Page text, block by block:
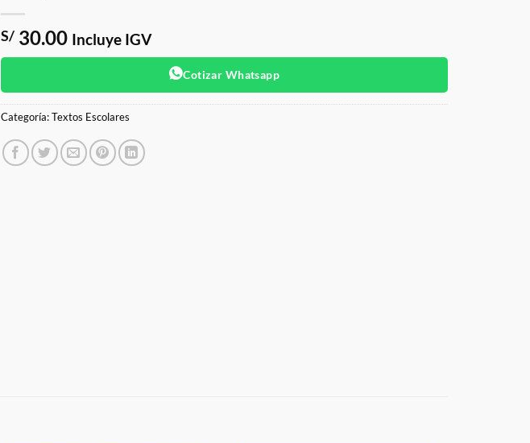
S/ 30.00 Incluye IGV
Cotizar Whatsapp
Categoría:Textos Escolares